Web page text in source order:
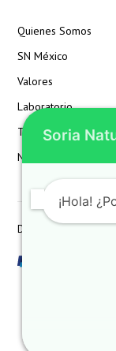
Quienes Somos
SN México
Valores
Laboratorio
Términos
Noticias
Derechos reservados
Soria
¡Hola!